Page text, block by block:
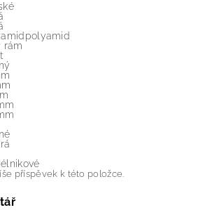
rám
příspěvek k této položce.